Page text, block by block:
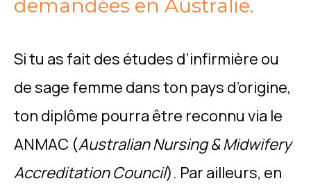
demandées en Australie.
Si tu as fait des études d’infirmière ou
de sage femme dans ton pays d’origine,
ton diplôme pourra être reconnu via le
ANMAC (Australian Nursing & Midwifery
Accreditation Council). Par ailleurs, en